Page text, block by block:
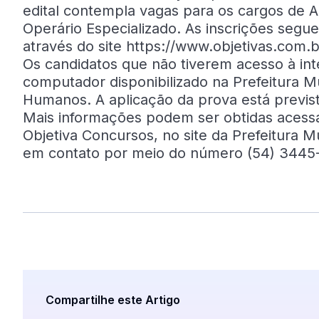
edital contempla vagas para os cargos de
Operário Especializado. As inscrições
através do site https://
Os candidatos que não tiverem acesso à
computador disponibilizado na Prefeitura
Humanos. A aplicação da prova está
Mais informações podem ser obtidas
Objetiva Concursos, no site da Prefeitura
em contato por meio do número (54)
Compartilhe este Artigo